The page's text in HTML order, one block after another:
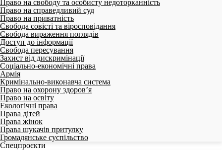
Право на свободу та особисту недоторканність
Право на справедливий суд
Право на приватність
Свобода совісті та віросповідання
Свобода вираження поглядів
Доступ до інформації
Свобода пересування
Захист від дискримінації
Соціально-економічні права
Армія
Кримінально-виконавча система
Право на охорону здоров’я
Право на освіту
Екологічні права
Права дітей
Права жінок
Права шукачів притулку
Громадянське суспільство
Спецпроєкти